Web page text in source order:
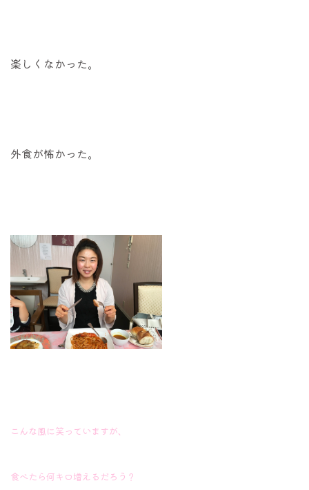
楽しくなかった。
外食が怖かった。
こんな風に笑っていますが、
食べたら何キロ増えるだろう？